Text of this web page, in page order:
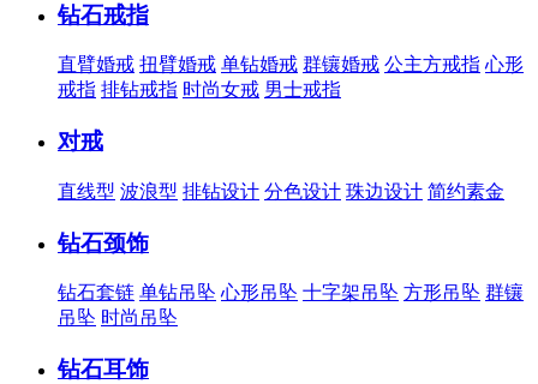
钻石戒指
直臂婚戒 扭臂婚戒 单钻婚戒 群镶婚戒 公主方戒指 心形
戒指 排钻戒指 时尚女戒 男士戒指
对戒
直线型 波浪型 排钻设计 分色设计 珠边设计 简约素金
钻石颈饰
钻石套链 单钻吊坠 心形吊坠 十字架吊坠 方形吊坠 群镶
吊坠 时尚吊坠
钻石耳饰